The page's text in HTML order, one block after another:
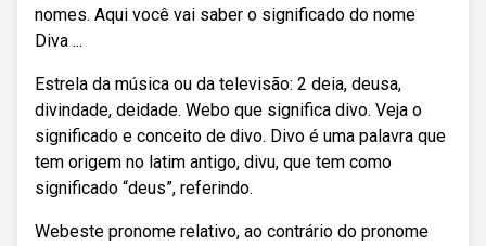
nomes. Aqui você vai saber o significado do nome
Diva ...
Estrela da música ou da televisão: 2 deia, deusa,
divindade, deidade. Webo que significa divo. Veja o
significado e conceito de divo. Divo é uma palavra que
tem origem no latim antigo, divu, que tem como
significado “deus”, referindo.
Webeste pronome relativo, ao contrário do pronome